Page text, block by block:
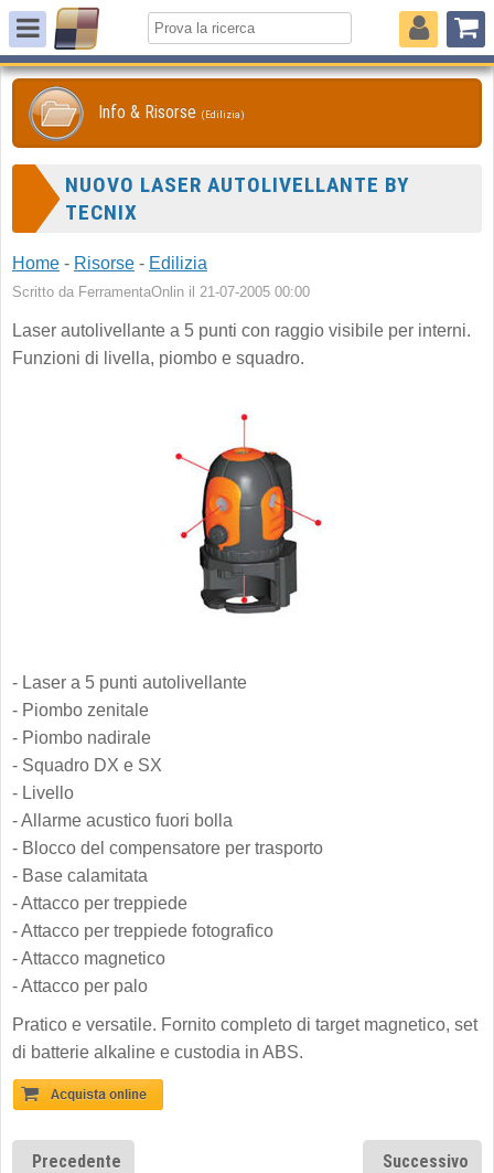
Info & Risorse (Edilizia)
NUOVO LASER AUTOLIVELLANTE BY
TECNIX
Home - Risorse - Edilizia
Scritto da FerramentaOnlin il 21-07-2005 00:00
Laser autolivellante a 5 punti con raggio visibile per interni.
Funzioni di livella, piombo e squadro.
- Laser a 5 punti autolivellante
- Piombo zenitale
- Piombo nadirale
- Squadro DX e SX
- Livello
- Allarme acustico fuori bolla
- Blocco del compensatore per trasporto
- Base calamitata
- Attacco per treppiede
- Attacco per treppiede fotografico
- Attacco magnetico
- Attacco per palo
Pratico e versatile. Fornito completo di target magnetico, set
di batterie alkaline e custodia in ABS.
Precedente Successivo